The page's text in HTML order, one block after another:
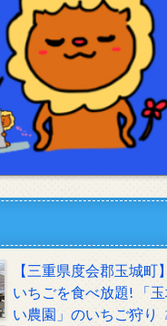
【三重県度会郡玉城
いちごを食べ放題! 「
い農園」のいちご狩り